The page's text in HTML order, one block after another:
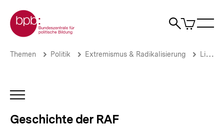
zum
Seiteninhalt
springen
Zur Startseite der bpb
Suche
Artikel
im
Die
Die
Geschichte
der
Brotkrümelnavigation
Pfadnavigation
Themen Politik Extremismus & Radikalisierung Linksextremismus
INHALTSNAVIGATION
Geschichte der RAF